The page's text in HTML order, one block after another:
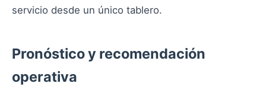
servicio desde un único tablero.
Pronóstico y recomendación
operativa